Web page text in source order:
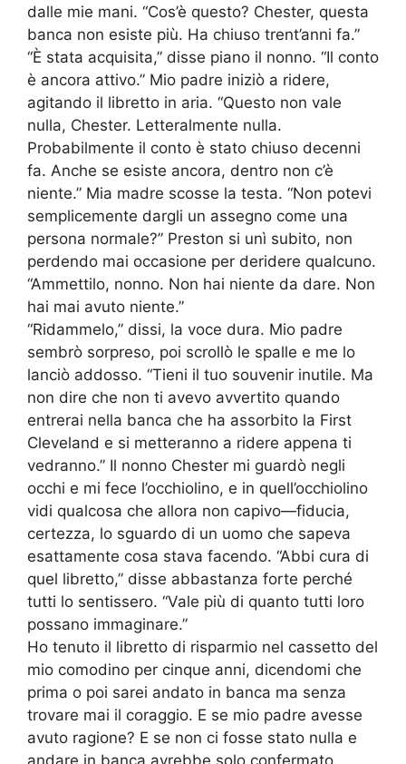
dalle mie mani. “Cos’è questo? Chester, questa
banca non esiste più. Ha chiuso trent’anni fa.”
“È stata acquisita,” disse piano il nonno. “Il conto
è ancora attivo.” Mio padre iniziò a ridere,
agitando il libretto in aria. “Questo non vale
nulla, Chester. Letteralmente nulla.
Probabilmente il conto è stato chiuso decenni
fa. Anche se esiste ancora, dentro non c’è
niente.” Mia madre scosse la testa. “Non potevi
semplicemente dargli un assegno come una
persona normale?” Preston si unì subito, non
perdendo mai occasione per deridere qualcuno.
“Ammettilo, nonno. Non hai niente da dare. Non
hai mai avuto niente.”
“Ridammelo,” dissi, la voce dura. Mio padre
sembrò sorpreso, poi scrollò le spalle e me lo
lanciò addosso. “Tieni il tuo souvenir inutile. Ma
non dire che non ti avevo avvertito quando
entrerai nella banca che ha assorbito la First
Cleveland e si metteranno a ridere appena ti
vedranno.” Il nonno Chester mi guardò negli
occhi e mi fece l’occhiolino, e in quell’occhiolino
vidi qualcosa che allora non capivo—fiducia,
certezza, lo sguardo di un uomo che sapeva
esattamente cosa stava facendo. “Abbi cura di
quel libretto,” disse abbastanza forte perché
tutti lo sentissero. “Vale più di quanto tutti loro
possano immaginare.”
Ho tenuto il libretto di risparmio nel cassetto del
mio comodino per cinque anni, dicendomi che
prima o poi sarei andato in banca ma senza
trovare mai il coraggio. E se mio padre avesse
avuto ragione? E se non ci fosse stato nulla e